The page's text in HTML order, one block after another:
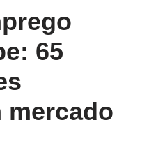
65
mercado